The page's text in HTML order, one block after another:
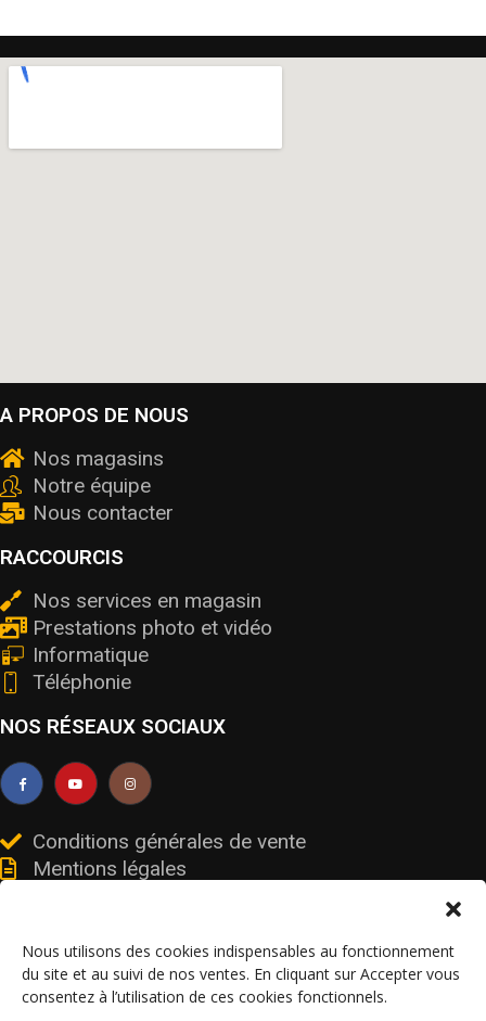
Nous utilisons des cookies indispensables au fonctionnement
du site et au suivi de nos ventes. En cliquant sur Accepter vous
consentez à l’utilisation de ces cookies fonctionnels.
A PROPOS DE NOUS
Nos magasins
Notre équipe
Nous contacter
RACCOURCIS
Nos services en magasin
Prestations photo et vidéo
Informatique
Téléphonie
NOS RÉSEAUX SOCIAUX
Conditions générales de vente
Mentions légales